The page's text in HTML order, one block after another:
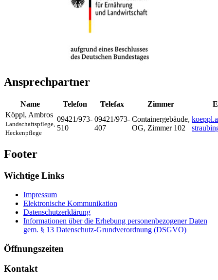
Ansprechpartner
Name Telefon Telefax Zimmer
Köppl, Ambros
Landschaftspflege,
Heckenpflege
09421/973-
510
09421/973-
407
Containergebäude,
OG, Zimmer 102
Footer
Wichtige Links
Impressum
Elektronische Kommunikation
Datenschutzerklärung
Informationen über die Erhebung personenbezogener Daten
gem. § 13 Datenschutz-Grundverordnung (DSGVO)
Öffnungszeiten
Kontakt